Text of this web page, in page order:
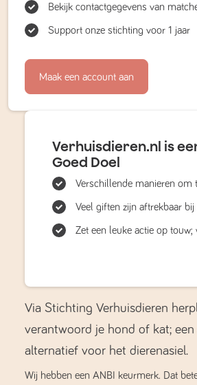
Bekijk contactgegevens van
Support onze stichting voor 1 jaar
Maak een account aan
Verhuisdieren.nl is
Goed Doel
Verschillende manieren om
Veel giften zijn aftrekbaar
Zet een leuke actie op touw;
Via Stichting Verhuisdieren
verantwoord je hond of kat;
alternatief voor het dierenasiel.
Wij hebben een ANBI keurmerk. Dat